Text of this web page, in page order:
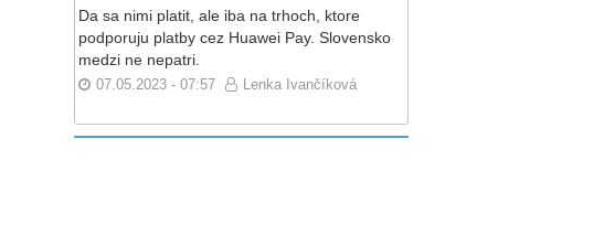
Da sa nimi platit, ale iba na trhoch, ktore
podporuju platby cez Huawei Pay. Slovensko
medzi ne nepatri.
07.05.2023 - 07:57 Lenka Ivančíková